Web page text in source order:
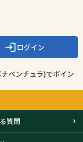
ログイン
ベンチュラ)でポイン
質問